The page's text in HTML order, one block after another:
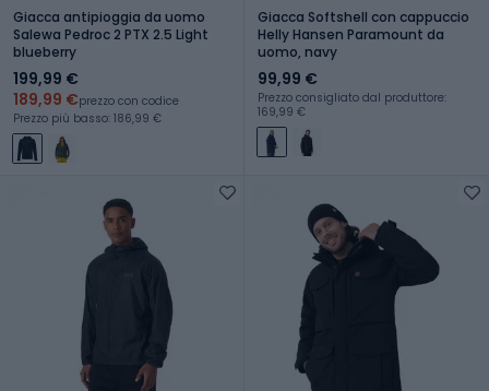
Giacca antipioggia da uomo
Salewa Pedroc 2 PTX 2.5 Light
blueberry
199,99 €
189,99 €prezzo con codice
Prezzo più basso: 186,99 €
Giacca Softshell con cappuccio
Helly Hansen Paramount da
uomo, navy
99,99 €
Prezzo consigliato dal produttore:
169,99 €